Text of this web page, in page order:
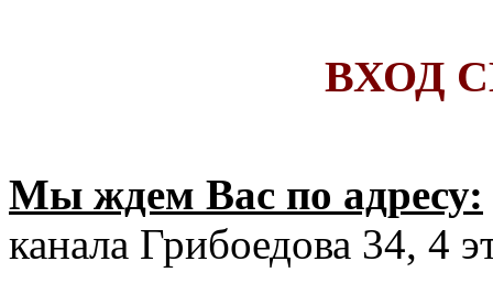
ВХОД
Мы ждем Вас по адресу:
канала Грибоедова 34, 4